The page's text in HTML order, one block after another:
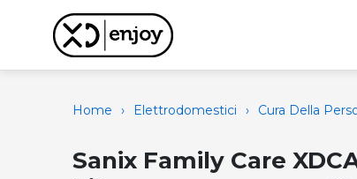
Home › Elettrodomestici › Cura Della
Sanix Family Care